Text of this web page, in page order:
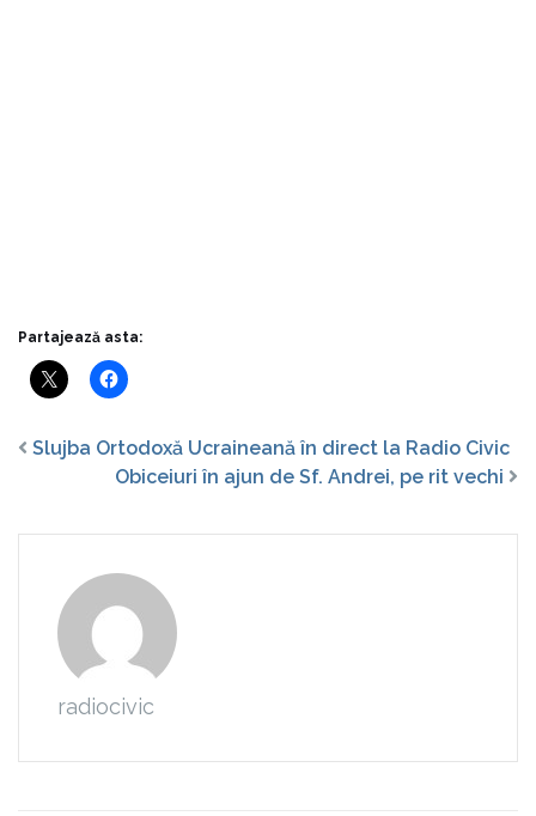
Partajează asta:
Slujba Ortodoxă Ucraineană în direct la Radio Civic
Obiceiuri în ajun de Sf. Andrei, pe rit vechi
radiocivic